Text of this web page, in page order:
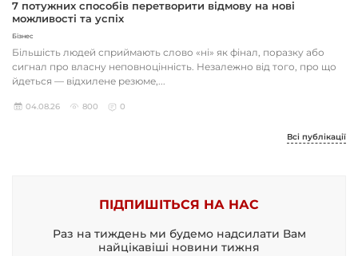
7 потужних способів перетворити відмову на нові
можливості та успіх
Бізнес
Більшість людей сприймають слово «ні» як фінал, поразку або
сигнал про власну неповноцінність. Незалежно від того, про що
йдеться — відхилене резюме,...
04.08.26 800 0
Всі публікації
ПІДПИШІТЬСЯ НА НАС
Раз на тиждень ми будемо надсилати Вам
найцікавіші новини тижня